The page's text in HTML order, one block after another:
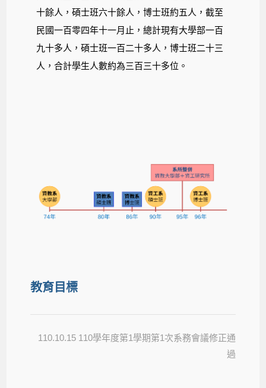
十餘人，碩士班六十餘人，博士班約五人，截至
民國一百零四年十一月止，總計現有大學部一百
九十多人，碩士班一百二十多人，博士班二十三
人，合計學生人數約為三百三十多位。
教育目標
110.10.15 110學年度第1學期第1次系務會議修正通
過